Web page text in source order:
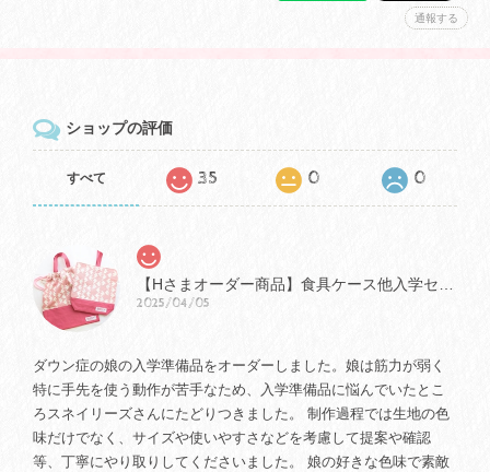
通報する
ショップの評価
すべて 35 0 0
2025/04/05
ダウン症の娘の入学準備品をオーダーしました。娘は筋力が弱く
特に手先を使う動作が苦手なため、入学準備品に悩んでいたとこ
ろスネイリーズさんにたどりつきました。 制作過程では生地の色
味だけでなく、サイズや使いやすさなどを考慮して提案や確認
等、丁寧にやり取りしてくださいました。 娘の好きな色味で素敵